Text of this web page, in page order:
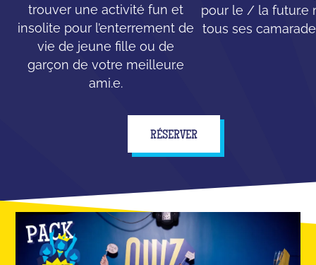
trouver une activité fun et
insolite pour l’enterrement de
vie de jeune fille ou de
garçon de votre meilleur.e
ami.e.
pour le / la futur.e
tous ses
RÉSERVER